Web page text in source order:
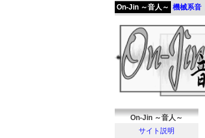
On-Jin ～音人～
サイト説明
On-Jin ～音人～ 機械系音